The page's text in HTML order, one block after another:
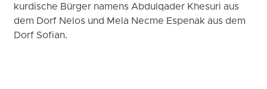
kurdische Bürger namens Abdulqader Khesuri aus
dem Dorf Nelos und Mela Necme Espenak aus dem
Dorf Sofian.